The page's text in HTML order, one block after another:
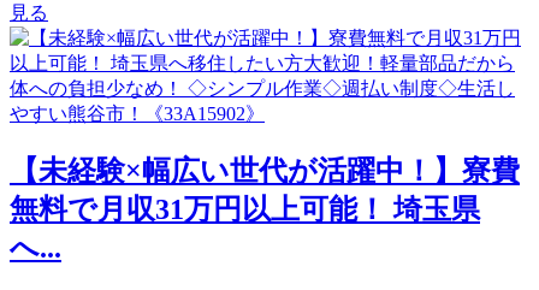
見る
【未経験×幅広い世代が活躍中！】寮費
無料で月収31万円以上可能！ 埼玉県
へ...